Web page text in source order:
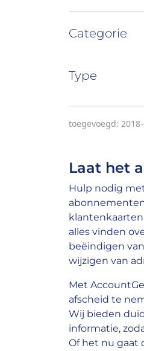
Categorie
Type
toegevoegd:
Laat het
Hulp nodig
alles vinden
beëindigen
wijzigen van
Met
afscheid te
Wij bieden
informatie,
Of het nu gaat